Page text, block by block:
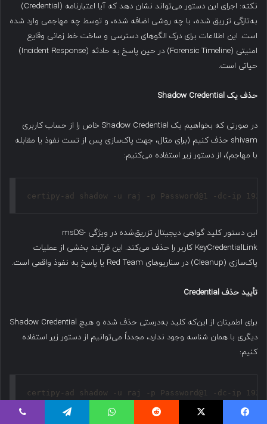
نکته: اجرای این دستور می‌تواند نشان دهد که آیا اعتبارنامه (Credential)
به‌تازگی تزریق شده، با چه روشی اضافه شده، و توسط چه مهاجمی وارد شده
است. این اطلاعات برای درک الگوهای دسترسی و ساخت خط زمانی وقایع
امنیتی (Forensic Timeline) در حین پاسخ به حادثه (Incident Response)
حیاتی است.
حذف یک
در صورتی که بخواهیم یک Shadow Credential خاص را از حساب کاربری
shivam حذف کنیم (برای مثال، جهت پاک‌سازی پس از تست نفوذ یا مقابله
با مهاجم)، از دستور زیر استفاده می‌کنیم:
certipy-ad shadow -u raj -p Password@1 -dc-ip
این دستور کلید گواهی دیجیتال تزریق‌شده در ویژگی msDS-
KeyCredentialLink کاربر را حذف می‌کند. این فرآیند بخشی از عملیات
پاک‌سازی (Cleanup) در سناریوهای Red Team یا پاسخ به نفوذ واقعی است.
تأیید حذف
برای اطمینان از این‌که کلید به‌درستی حذف شده و هیچ Shadow Credential
دیگری با همان شناسه وجود ندارد، مجدداً می‌توانیم از دستور زیر استفاده
کنیم:
certipy-ad shadow -u raj -p Password@1 -dc-ip